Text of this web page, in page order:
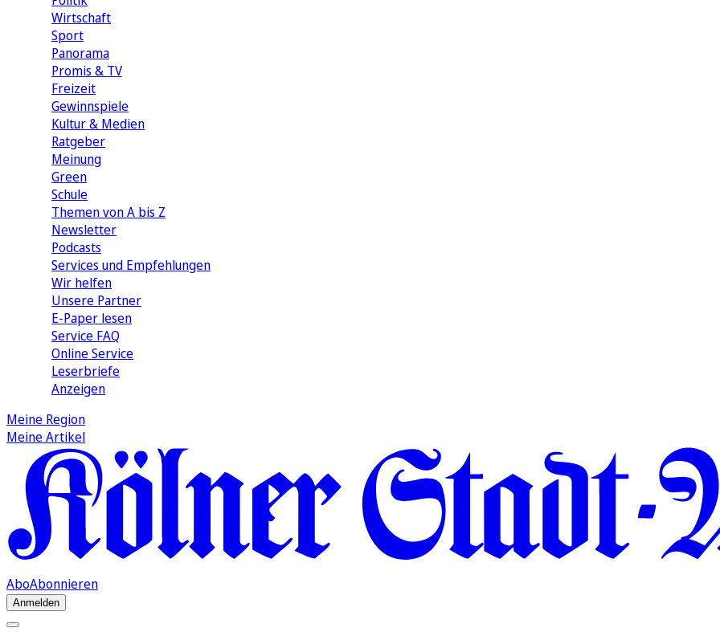
Wirtschaft
Sport
Panorama
Promis & TV
Freizeit
Gewinnspiele
Kultur & Medien
Ratgeber
Meinung
Green
Schule
Themen von A bis Z
Newsletter
Podcasts
Services und Empfehlungen
Wir helfen
Unsere Partner
E-Paper lesen
Service FAQ
Online Service
Leserbriefe
Anzeigen
Meine Region
Meine Artikel
AboAbonnieren
Anmelden